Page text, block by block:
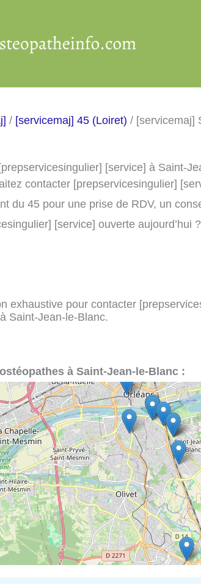
/ [servicemaj] 45 (Loiret) / [servicemaj]
[service] à Saint-
contacter [prepservicesingulier]
du 45 pour une prise de RDV, un
[service] ouverte aujourd’hui ?
exhaustive pour contacter
Saint-Jean-le-Blanc.
à Saint-Jean-le-Blanc :